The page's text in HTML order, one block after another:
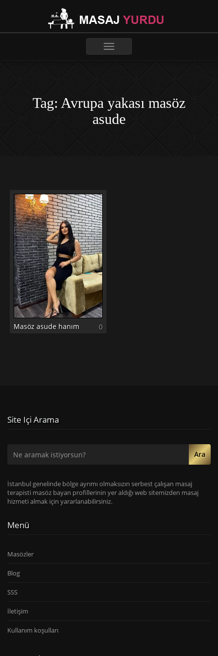
Toggle
Tag: Avrupa yakası masöz
asude
Masöz asude hanım 0
Site Içi Arama
Ara
İstanbul genelinde bölge ayrımı olmaksızın serbest çalışan masaj
terapisti masöz bayan profillerinin yer aldığı web sitemizden masaj
hizmeti almak için yararlanabilirsiniz.
Menü
Masözler
Blog
SSS
İletişim
Kullanım koşulları